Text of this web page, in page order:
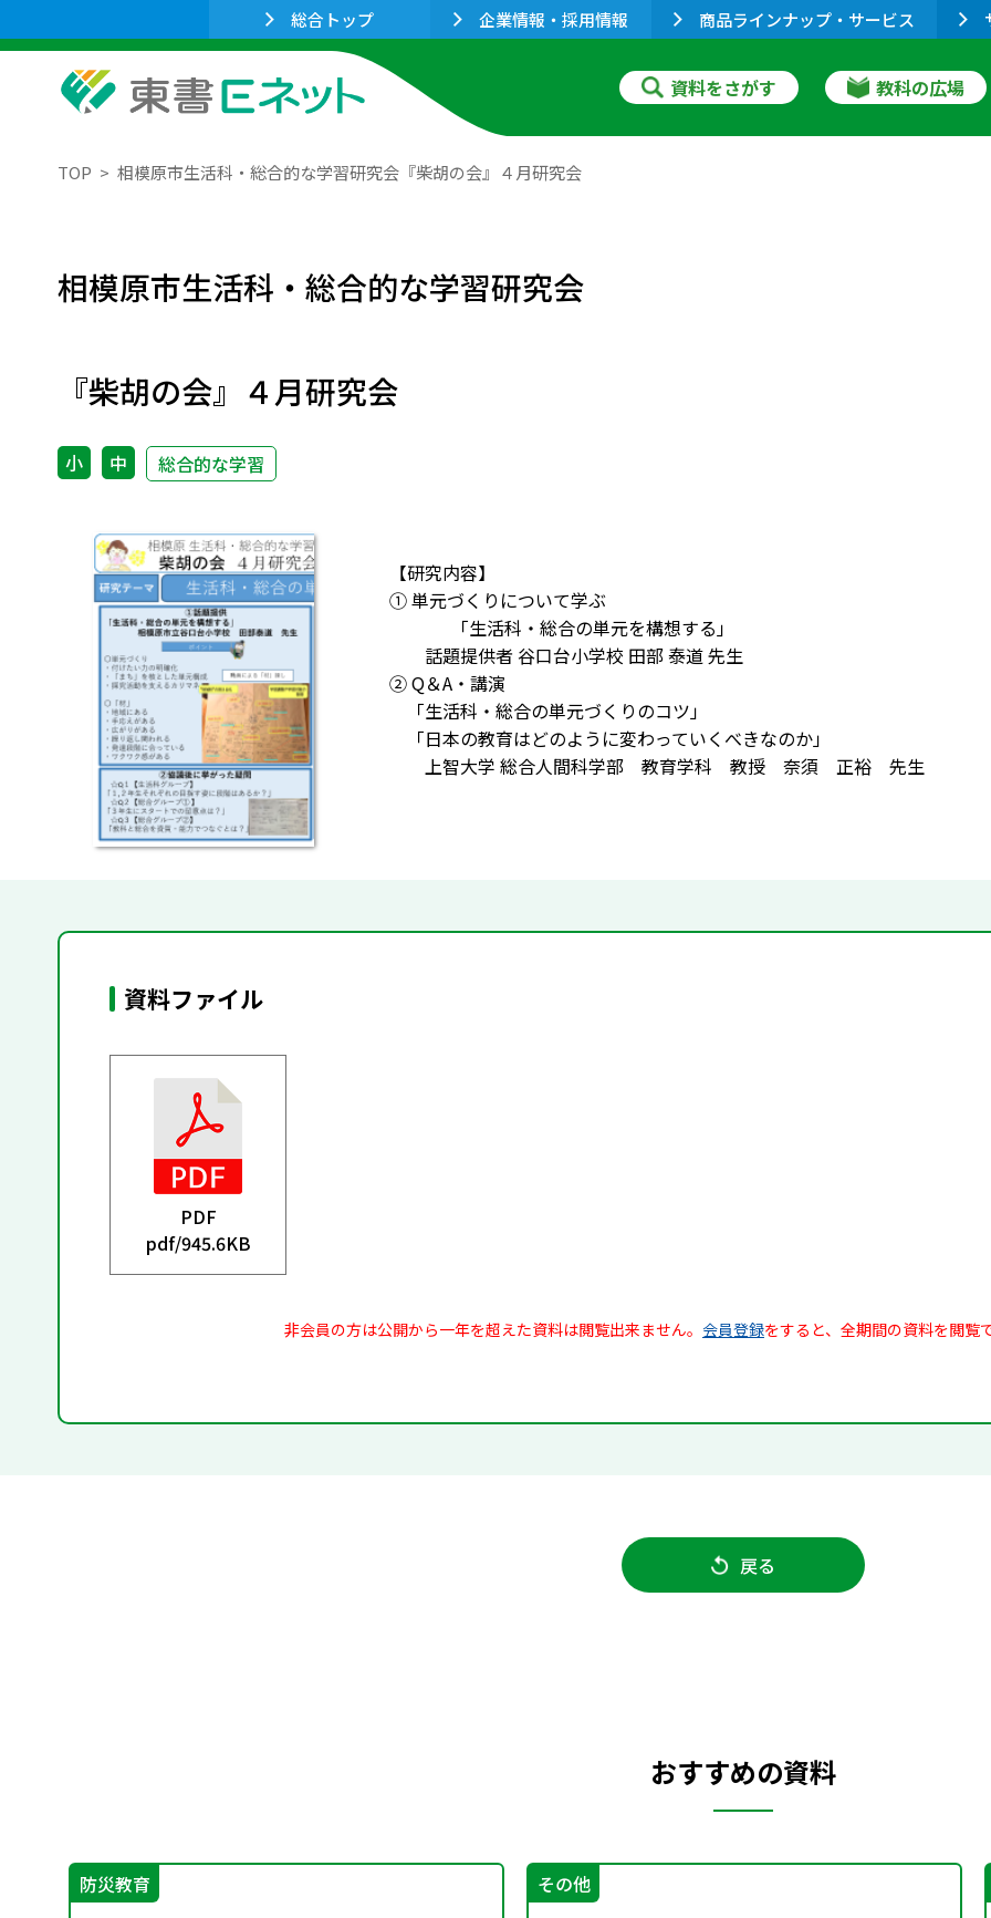
総合トップ 企業情報・採用情報 商品ラインナップ・サービス
資料をさがす 教科の広場
TOP 相模原市生活科・総合的な学習研究会『柴胡の会』４月研究会
相模原市生活科・総合的な学習研究会
『柴胡の会』４月研究会
小 中 総合的な学習
【研究内容】
① 単元づくりについて学ぶ
｢生活科・総合の単元を構想する｣
話題提供者 谷口台小学校 田部 泰道 先生
② Q＆A・講演
「生活科・総合の単元づくりのコツ」
「日本の教育はどのように変わっていくべきなのか」
上智大学 総合人間科学部 教育学科 教授 奈須 正裕 先生
資料ファイル
PDF
pdf/945.6KB
非会員の方は公開から一年を超えた資料は閲覧出来ません。 会員登録をすると、全期間の資料を閲覧
戻る
おすすめの資料
防災教育
その他